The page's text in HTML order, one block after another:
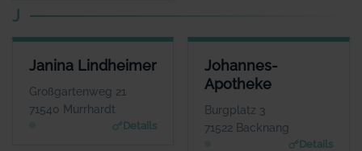
J
Janina Lindheimer
Großgartenweg 21
71540 Murrhardt
Details
JANINA LINDHEIMER
Frau Janina
Lindheimer
WEBSITE
www.lindheimer.aktuell
Johannes-
Apotheke
Burgplatz 3
71522 Backnang
Details
JOHANNES-APOTHEKE
ANSPRECHPARTNER
Herr Thomas Förster
www.johannes-apothek